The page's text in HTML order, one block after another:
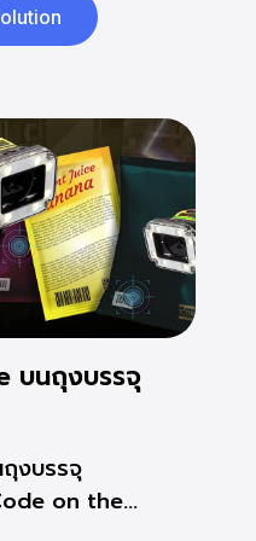
บนถุงบรรจุ
งบรรจุ
on the...